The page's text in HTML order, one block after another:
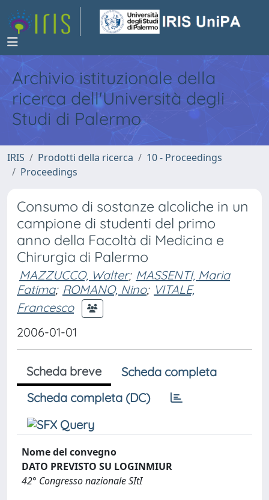
Archivio istituzionale della
ricerca dell'Università degli
Studi di Palermo
IRIS Prodotti della ricerca
10 - Proceedings
Proceedings
Consumo di sostanze alcoliche in un
campione di studenti del primo
anno della Facoltà di Medicina e
Chirurgia di Palermo
MAZZUCCO, Walter; MASSENTI, Maria
Fatima; ROMANO, Nino; VITALE,
Francesco
2006-01-01
Scheda breve
Scheda completa
Scheda completa (DC)
Nome del convegno
DATO PREVISTO SU LOGINMIUR
42° Congresso nazionale SItI